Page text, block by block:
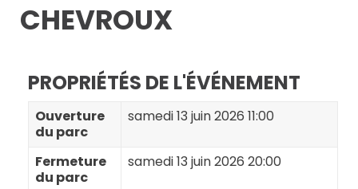
CHEVROUX
PROPRIÉTÉS DE L'ÉVÉNEMENT
Ouverture
du parc
samedi 13 juin 2026 11:00
Fermeture
du parc
samedi 13 juin 2026 20:00